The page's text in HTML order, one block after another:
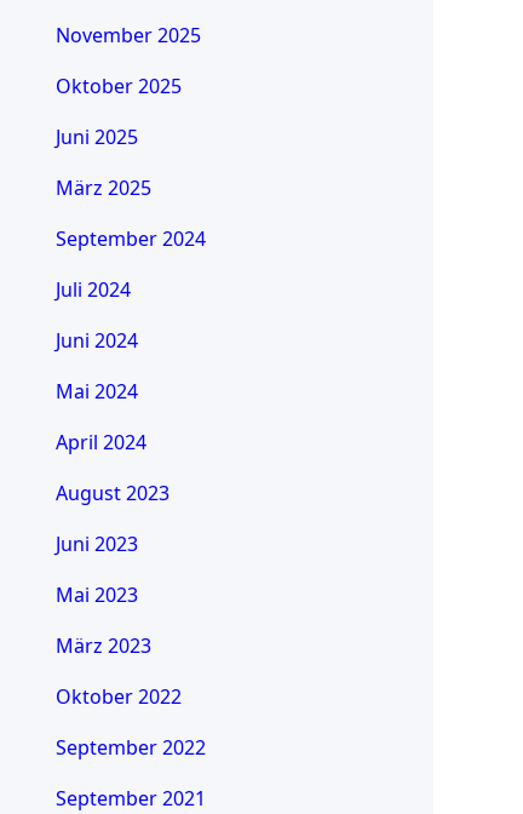
November 2025
Oktober 2025
Juni 2025
März 2025
September 2024
Juli 2024
Juni 2024
Mai 2024
April 2024
August 2023
Juni 2023
Mai 2023
März 2023
Oktober 2022
September 2022
September 2021